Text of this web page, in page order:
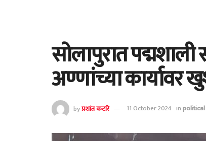
सोलापुरात पद्मशाली
अण्णांच्या
byप्रशांत कटारे 11 October 2024 inpolitical